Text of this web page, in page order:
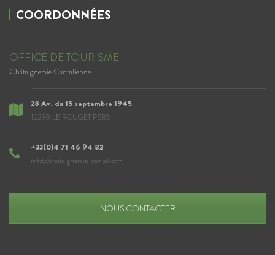
COORDONNÉES
OFFICE DE TOURISME
Châtaigneraie Cantalienne
28 Av. du 15 septembre 1945
15290 LE ROUGET PERS
+33(0)4 71 46 94 82
info@chataigneraie-cantal.com
NOUS CONTACTER